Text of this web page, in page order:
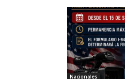
Nacionales